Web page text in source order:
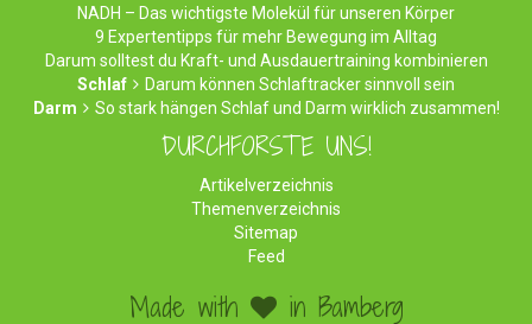
NADH – Das wichtigste Molekül für unseren Körper
9 Expertentipps für mehr Bewegung im Alltag
Darum solltest du Kraft- und Ausdauertraining kombinieren
Schlaf
Darum können Schlaftracker sinnvoll sein
Darm
So stark hängen Schlaf und Darm wirklich zusammen!
DURCHFORSTE UNS!
Artikelverzeichnis
Themenverzeichnis
Sitemap
Feed
Made with in Bamberg